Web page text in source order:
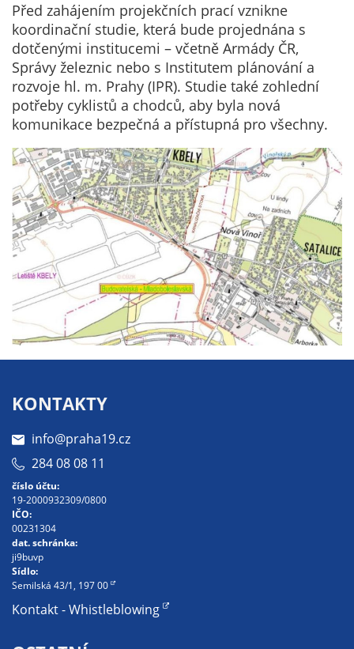
Před zahájením projekčních prací vznikne
koordinační studie, která bude projednána s
dotčenými institucemi – včetně Armády ČR,
Správy železnic nebo s Institutem plánování a
rozvoje hl. m. Prahy (IPR). Studie také zohlední
potřeby cyklistů a chodců, aby byla nová
komunikace bezpečná a přístupná pro všechny.
KONTAKTY
info@praha19.cz
284 08 08 11
číslo účtu:
19-2000932309/0800
IČO:
00231304
dat. schránka:
ji9buvp
Sídlo:
Semilská 43/1, 197 00
Kontakt - Whistleblowing
návštěv našich
internetových
stránek. Data
získaná
pomocí
těchto
cookies
zpracováváme
souhrnně, bez
použití
identifikátorů,
které ukazují
na konkrétní
uživatelé
našeho webu.
Pokud
vypnete
používání